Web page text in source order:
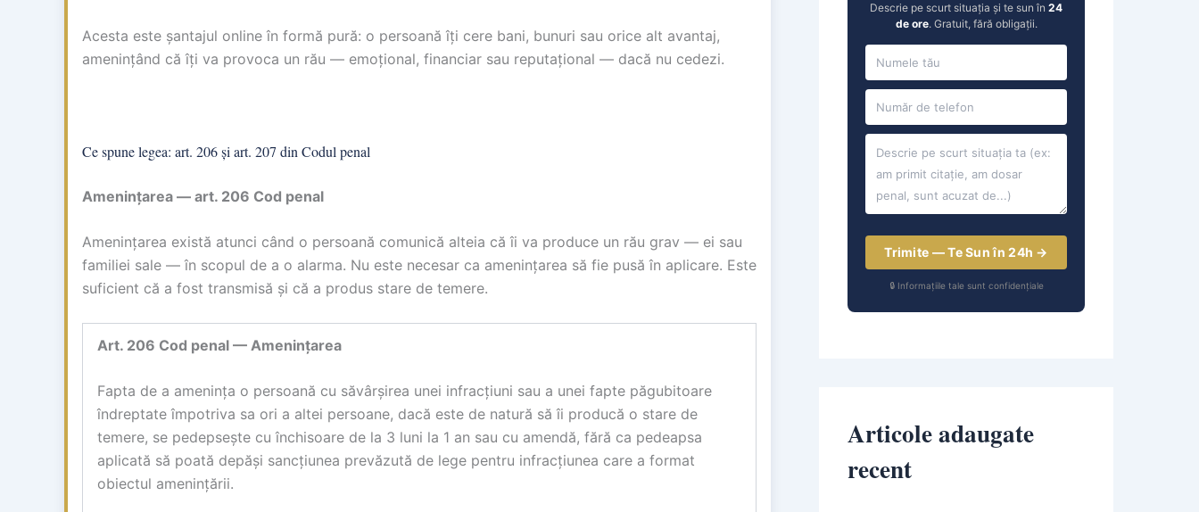
Acesta este șantajul online în formă pură: o persoană îți cere bani, bunuri sau orice alt avantaj,
amenințând că îți va provoca un rău — emoțional, financiar sau reputațional — dacă nu cedezi.
Ce spune legea: art. 206 și art. 207 din Codul penal
Amenințarea — art. 206 Cod penal
Amenințarea există atunci când o persoană comunică alteia că îi va produce un rău grav — ei sau
familiei sale — în scopul de a o alarma. Nu este necesar ca amenințarea să fie pusă în aplicare. Este
suficient că a fost transmisă și că a produs stare de temere.
Art. 206 Cod penal — Amenințarea
Fapta de a amenința o persoană cu săvârșirea unei infracțiuni sau a unei fapte păgubitoare
îndreptate împotriva sa ori a altei persoane, dacă este de natură să îi producă o stare de
temere, se pedepsește cu închisoare de la 3 luni la 1 an sau cu amendă, fără ca pedeapsa
aplicată să poată depăși sancțiunea prevăzută de lege pentru infracțiunea care a format
obiectul amenințării.
Descrie pe scurt situația și te sun în 24
de ore. Gratuit, fără obligații.
Trimite — Te Sun în 24h →
🔒 Informațiile tale sunt confidențiale
Articole adaugate
recent